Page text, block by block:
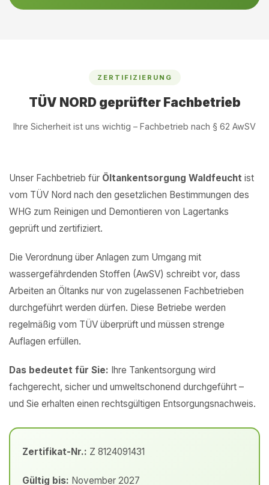
ZERTIFIZIERUNG
TÜV NORD geprüfter Fachbetrieb
Ihre Sicherheit ist uns wichtig – Fachbetrieb nach § 62 AwSV
Unser Fachbetrieb für Öltankentsorgung Waldfeucht ist
vom TÜV Nord nach den gesetzlichen Bestimmungen des
WHG zum Reinigen und Demontieren von Lagertanks
geprüft und zertifiziert.
Die Verordnung über Anlagen zum Umgang mit
wassergefährdenden Stoffen (AwSV) schreibt vor, dass
Arbeiten an Öltanks nur von zugelassenen Fachbetrieben
durchgeführt werden dürfen. Diese Betriebe werden
regelmäßig vom TÜV überprüft und müssen strenge
Auflagen erfüllen.
Das bedeutet für Sie: Ihre Tankentsorgung wird
fachgerecht, sicher und umweltschonend durchgeführt –
und Sie erhalten einen rechtsgültigen Entsorgungsnachweis.
Zertifikat-Nr.: Z 8124091431
Gültig bis: November 2027